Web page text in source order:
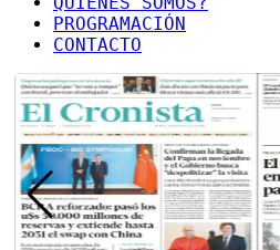
PROGRAMACIÓN
CONTACTO